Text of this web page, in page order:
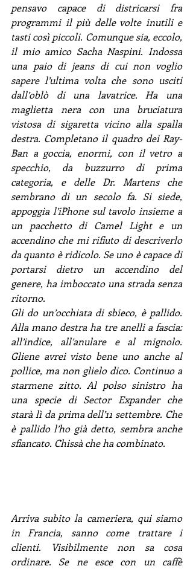
pensavo capace di districarsi fra
programmi il più delle volte inutili e
tasti così piccoli. Comunque sia, eccolo,
il mio amico Sacha Naspini. Indossa
una paio di jeans di cui non voglio
sapere l’ultima volta che sono usciti
dall’oblò di una lavatrice. Ha una
maglietta nera con una bruciatura
vistosa di sigaretta vicino alla spalla
destra. Completano il quadro dei Ray-
Ban a goccia, enormi, con il vetro a
specchio, da buzzurro di prima
categoria, e delle Dr. Martens che
sembrano di un secolo fa. Si siede,
appoggia l’iPhone sul tavolo insieme a
un pacchetto di Camel Light e un
accendino che mi rifiuto di descriverlo
da quanto è ridicolo. Se uno è capace di
portarsi dietro un accendino del
genere, ha imboccato una strada senza
ritorno.
Gli do un’occhiata di sbieco, è pallido.
Alla mano destra ha tre anelli a fascia:
all’indice, all’anulare e al mignolo.
Gliene avrei visto bene uno anche al
pollice, ma non glielo dico. Continuo a
starmene zitto. Al polso sinistro ha
una specie di Sector Expander che
starà lì da prima dell’11 settembre. Che
è pallido l’ho già detto, sembra anche
sfiancato. Chissà che ha combinato.
Arriva subito la cameriera, qui siamo
in Francia, sanno come trattare i
clienti. Visibilmente non sa cosa
ordinare. Se ne esce con un caffè